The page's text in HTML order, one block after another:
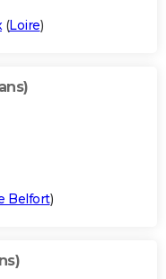
(Loire)
Belfort)